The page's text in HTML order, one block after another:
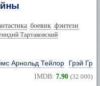
боевик фэнтези
Тартаковский
Арнольд Тейлор Грэй
IMDB: 7.90 (32 000)